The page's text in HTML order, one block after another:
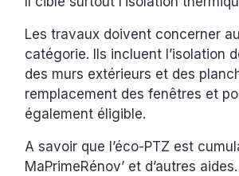
Les travaux doivent concerner
catégorie. Ils incluent l’isolation
des murs extérieurs et des
remplacement des fenêtres et
également éligible.
A savoir que l’éco-PTZ est
MaPrimeRénov’ et d’autres